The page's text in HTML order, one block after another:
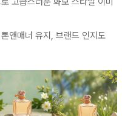
앤매너 유지, 브랜드 인지도